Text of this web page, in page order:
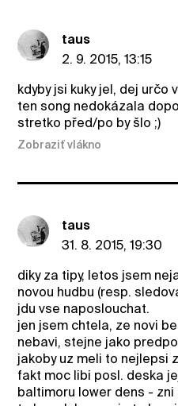
taus
2. 9. 2015, 13:15
kdyby jsi kuky jel, dej určo
ten song nedokázala
stretko před/po by šlo ;)
Zobraziť vlákno
taus
31. 8. 2015, 19:30
diky za tipy, letos jsem
novou hudbu (resp.
jdu vse naposlouchat.
jen jsem chtela, ze novi
nebavi, stejne jako
jakoby uz meli to nejlepsi
fakt moc libi posl. deska
baltimoru lower dens -